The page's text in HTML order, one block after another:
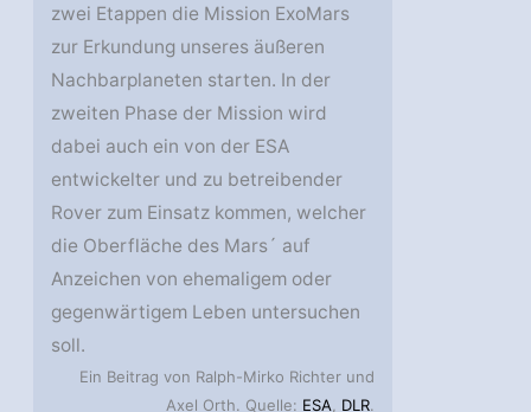
zwei Etappen die Mission ExoMars
zur Erkundung unseres äußeren
Nachbarplaneten starten. In der
zweiten Phase der Mission wird
dabei auch ein von der ESA
entwickelter und zu betreibender
Rover zum Einsatz kommen, welcher
die Oberfläche des Mars´ auf
Anzeichen von ehemaligem oder
gegenwärtigem Leben untersuchen
soll.
Ein Beitrag von Ralph-Mirko Richter und
Axel Orth. Quelle: ESA DLR.